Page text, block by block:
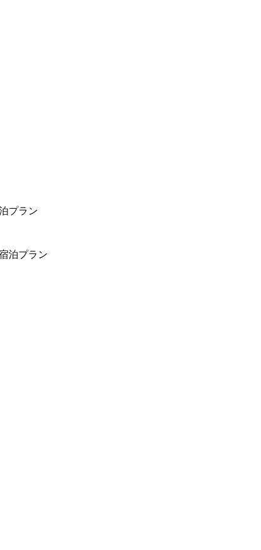
プラン
泊プラン